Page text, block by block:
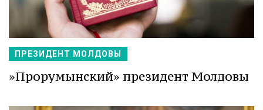
ПРЕЗИДЕНТ МОЛДОВЫ
»Прорумынский» президент Молдовы